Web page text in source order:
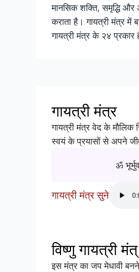
मानसिक शक्ति, समृद्धि
कराता है। गायत्री मंत्र में
गायत्री मंत्र के २४
गायत्री मंत्र
गायत्री मंत्र वेद के मौलिक
स्वयं के प्रयासों से अपने
ॐ
गायत्री मंत्र सुने
विष्णु गायत्री मंत्
इस मंत्र का जप मेधावी